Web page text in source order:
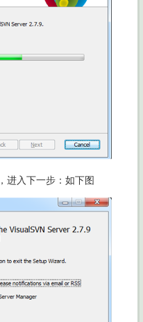
进入下一步：如下图